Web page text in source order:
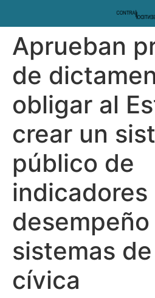
Aprueban
de
obligar al
crear un
público de
indicadores
sistemas
cívica